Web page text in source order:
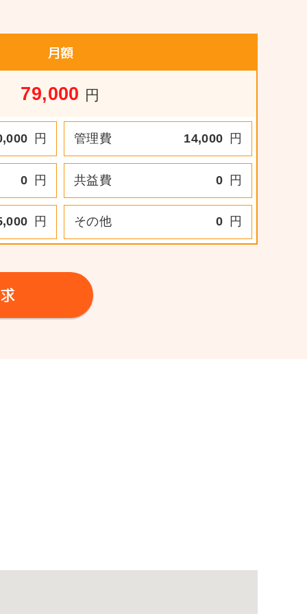
月額
79,000 円
円 管理費 14,000 円
0 円 共益費 0 円
円 その他 0 円